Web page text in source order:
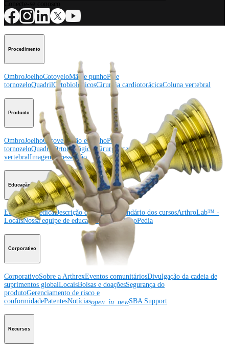
Procedimento
OmbroJoelhoCotoveloMão e punhoPé e
tornozeloQuadrilOrtobiológicosCirurgia cardiotorácicaColuna vertebral
Producto
OmbroJoelhoCotoveloMão e punhoPé e
tornozeloQuadrilOrtobiológicosCirurgia cardiotorácicaColuna
vertebralImagem e ressecção
Educação médica
Educação médicaDescrição dos cursosCalendário dos cursosArthroLab™ -
LocaisNossa equipe de educação médicaOrthoPedia
Corporativo
CorporativoSobre a ArthrexEventos comunitáriosDivulgação da cadeia de
suprimentos globalLocaisBolsas e doaçõesSegurança do
produtoGerenciamento de risco e
conformidadePatentesNotíciasopen_in_newSBA Support
Recursos